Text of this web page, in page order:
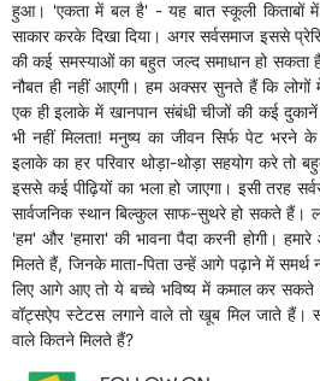
हुआ। 'एकता में बल है' - यह बात स्कूली किताबों
साकार करके दिखा दिया। अगर सर्वसमाज इससे
की कई समस्याओं का बहुत जल्द समाधान हो सकता
नौबत ही नहीं आएगी। हम अक्सर सुनते हैं कि
एक ही इलाके में खानपान संबंधी चीजों की कई
भी नहीं मिलता! मनुष्य का जीवन सिर्फ पेट भरने
इलाके का हर परिवार थोड़ा-थोड़ा सहयोग करे तो
इससे कई पीढ़ियों का भला हो जाएगा। इसी तरह
सार्वजनिक स्थान बिल्कुल साफ-सुथरे हो सकते हैं।
'हम' और 'हमारा' की भावना पैदा करनी होगी।
मिलते हैं, जिनके माता-पिता उन्हें आगे पढ़ाने में
लिए आगे आए तो ये बच्चे भविष्य में कमाल कर सकते
वॉट्सऐप स्टेटस लगाने वाले तो खूब मिल जाते हैं।
वाले कितने मिलते हैं?